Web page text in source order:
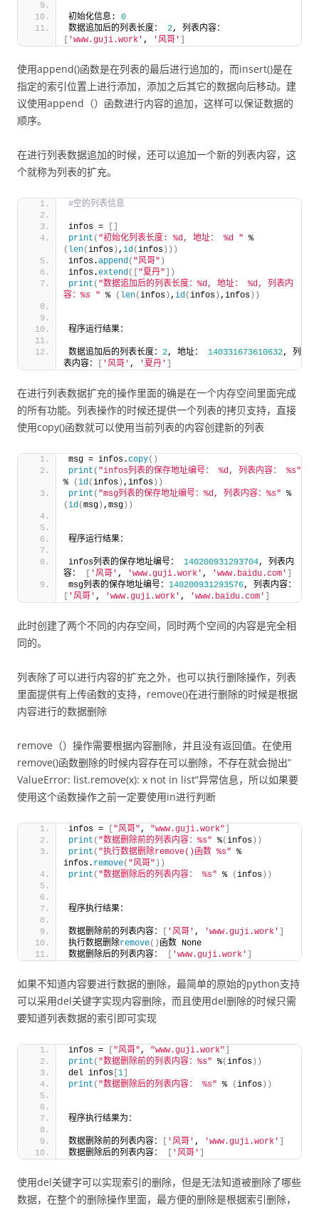
初始化信息: 0
数据追加后的列表长度： 2
'www.guji.work' , '风哥'
使用append()函数是在列表的最后进行追加的，而insert()是在
指定的索引位置上进行添加，添加之后其它的数据向后移动。建
议使用append（）函数进行内容的追加，这样可以保证数据的
顺序。
在进行列表数据追加的时候，还可以追加一个新的列表内容，这
个就称为列表的扩充。
#空的列表信息
infos =
print ( "初始化列表长度: %d, 地址： %d "
%
( len(infos ) , id(infos )))
infos.append( "风哥" )
infos.extend([ "夏丹" ])
print ( "数据追加后的列表长度：%d, 地址： %d, 列表内
容：%s " % ( len(infos ) , id(infos ) ,infos ))
程序运行结果：
数据追加后的列表长度： 2, 地址： 140331673610632, 列
表内容：
'风哥' , '夏丹'
在进行列表数据扩充的操作里面的确是在一个内存空间里面完成
的所有功能。列表操作的时候还提供一个列表的拷贝支持，直接
使用copy()函数就可以使用当前列表的内容创建新的列表
msg = infos.copy()
print ( "infos列表的保存地址编号： %d, 列表内容： %s"
% (id(infos ) ,infos ))
print ( "msg列表的保存地址编号：%d, 列表内容：%s" %
(id(msg ) ,msg ))
程序运行结果：
infos列表的保存地址编号： 140200931293704, 列表内
容：
'风哥' , 'www.guji.work' , 'www.baidu.com'
msg列表的保存地址编号： 140200931293576, 列表内容：
'风哥' , 'www.guji.work' , 'www.baidu.com'
此时创建了两个不同的内存空间，同时两个空间的内容是完全相
同的。
列表除了可以进行内容的扩充之外，也可以执行删除操作，列表
里面提供有上传函数的支持，remove()在进行删除的时候是根据
内容进行的数据删除
remove（）操作需要根据内容删除，并且没有返回值。在使用
remove()函数删除的时候内容存在可以删除，不存在就会抛出”
ValueError: list.remove(x): x not in list”异常信息，所以如果要
使用这个函数操作之前一定要使用in进行判断
infos = "风哥", "www.guji.work"
print ( "数据删除前的列表内容：%s" %(infos ))
print ( "执行数据删除remove()函数 %s" %
infos. remove( "风哥" ))
print ( "数据删除后的列表内容： %s" % (infos ))
程序执行结果：
数据删除前的列表内容： '风哥' , 'www.guji.work'
执行数据删除remove() 函数 None
数据删除后的列表内容：
'www.guji.work'
如果不知道内容要进行数据的删除，最简单的原始的python支持
可以采用del关键字实现内容删除，而且使用del删除的时候只需
要知道列表数据的索引即可实现
infos = "风哥", "www.guji.work"
print ( "数据删除前的列表内容：%s" %(infos ))
del infos 1
print ( "数据删除后的列表内容： %s" % (infos ))
程序执行结果为：
数据删除前的列表内容： '风哥' , 'www.guji.work'
数据删除后的列表内容：
'风哥'
使用del关键字可以实现索引的删除，但是无法知道被删除了哪些
数据，在整个的删除操作里面，最方便的删除是根据索引删除，